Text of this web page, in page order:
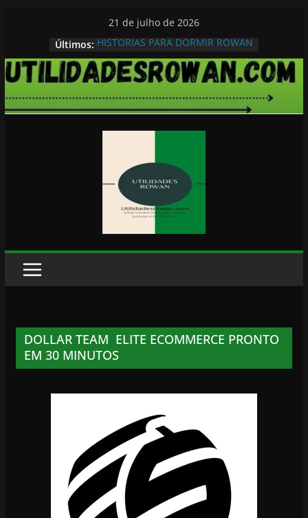
conteúdo
21 de julho de 2026
Últimos: HISTORIAS PARA DORMIR ROWAN
DOLLAR TEAM ELITE ECOMMERCE PRONTO
EM 30 MINUTOS